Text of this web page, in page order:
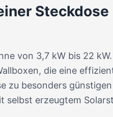
von 3,7 kW bis 22
die eine
zu besonders
selbst erzeugtem